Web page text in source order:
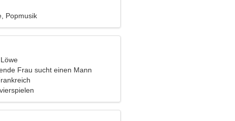
Popmusik
Frau sucht einen Mann